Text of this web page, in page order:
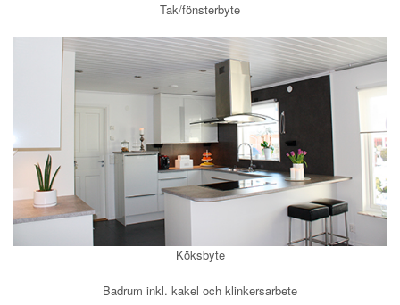
Tak/fönsterbyte
Köksbyte
Badrum inkl. kakel och klinkersarbete